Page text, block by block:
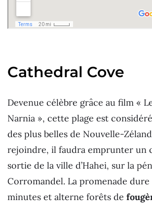
Cathedral Cove
Devenue célèbre grâce au film «
Narnia », cette plage est
des plus belles de Nouvelle-
rejoindre, il faudra emprunter un
sortie de la ville d’Hahei, sur la
Corromandel. La promenade
minutes et alterne forêts de